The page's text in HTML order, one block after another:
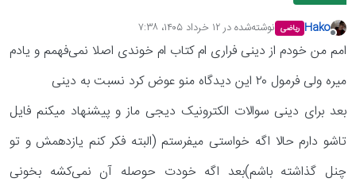
آفلاین
Hako ریاضی نوشته‌شده در۱۲ خرداد ۱۴۰۵،‏ ۷:۳۸
آخرین ویرایش توسط انجام شده
امم من خودم از دینی فراری ام کتاب ام خوندی اصلا نمی‌فهمم و یادم
میره ولی فرمول ۲۰ این دیدگاه منو عوض کرد نسبت به دینی
بعد برای دینی سوالات الکترونیک دیجی ماز و پیشنهاد میکنم فایل
تاشو دارم حالا اگه خواستی میفرستم (البته فکر کنم یازدهمش و تو
چنل گذاشته باشم)بعد اگه خودت حوصله آن نمی‌کشه بخونی